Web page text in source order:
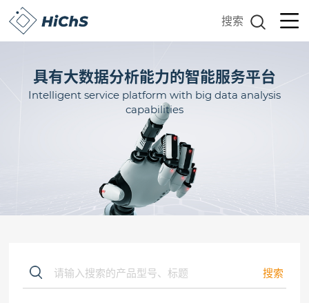
搜索
具有大数据分析能力的智能服务平台
Intelligent service platform with big data analysis
capabilities